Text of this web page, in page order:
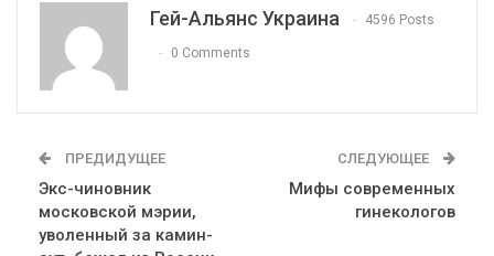
Гей-Альянс Украина 4596 Posts
0 Comments
ПРЕДИДУЩЕЕ
Экс-чиновник
московской мэрии,
уволенный за камин-
СЛЕДУЮЩЕЕ
Мифы современных
гинекологов